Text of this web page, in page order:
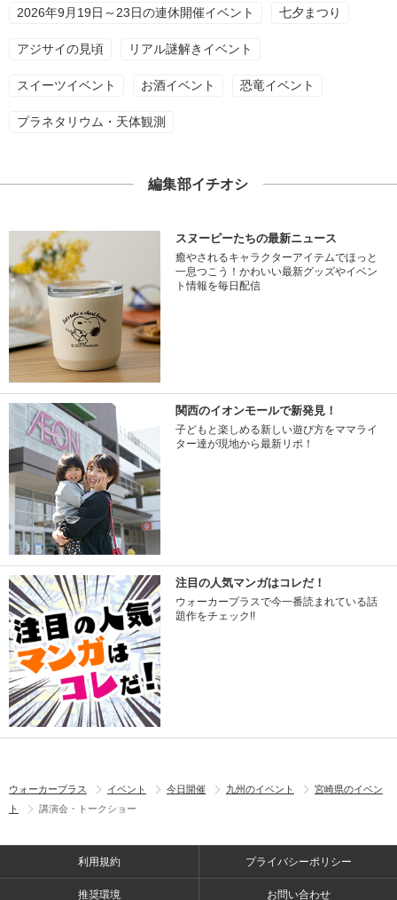
2026年9月19日～23日の連休開催イベント 七夕まつり
アジサイの見頃 リアル謎解きイベント
スイーツイベント お酒イベント 恐竜イベント
プラネタリウム・天体観測
編集部イチオシ
スヌーピーたちの最新ニュース
癒やされるキャラクターアイテムでほっと
一息つこう！かわいい最新グッズやイベン
ト情報を毎日配信
関西のイオンモールで新発見！
子どもと楽しめる新しい遊び方をママライ
ター達が現地から最新リポ！
注目の人気マンガはコレだ！
ウォーカープラスで今一番読まれている話
題作をチェック!!
ウォーカープラス イベント 今日開催 九州のイベント
宮崎県のイベン
ト
講演会・トークショー
利用規約 プライバシーポリシー
推奨環境 お問い合わせ